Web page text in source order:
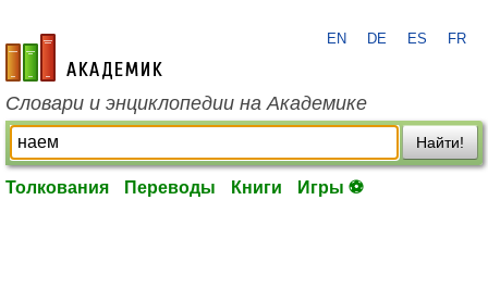
academic.ru
EN DE ES FR
Словари и энциклопедии на Академике
Найти!
Толкования Переводы Книги Игры ⚽